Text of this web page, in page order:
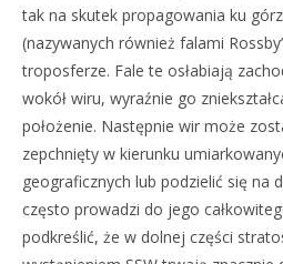
tak na skutek propagowania ku
(nazywanych również falami
troposferze. Fale te osłabiają
wokół wiru, wyraźnie go
położenie. Następnie wir może
zepchnięty w kierunku
geograficznych lub podzielić się na
często prowadzi do jego
podkreślić, że w dolnej części